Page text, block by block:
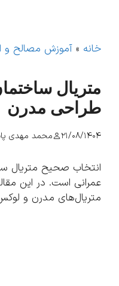
خانه » آموزش مصالح و
متریال
طراحی مدرن
21/08/1404 محمد مهدی
انتخاب صحیح متریال
عمرانی است. در این
متریال‌های مدرن و